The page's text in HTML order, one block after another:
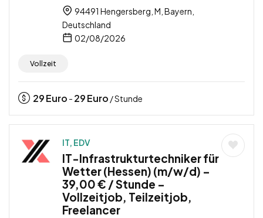
94491 Hengersberg, M, Bayern,
Deutschland
02/08/2026
Vollzeit
29Euro - 29Euro / Stunde
IT, EDV
IT-Infrastrukturtechniker für
Wetter (Hessen) (m/w/d) –
39,00 € / Stunde –
Vollzeitjob, Teilzeitjob,
Freelancer